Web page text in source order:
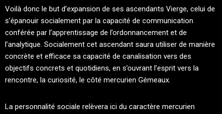
Voilà donc le but d’expansion de ses ascendants Vierge, celui de
s’épanouir socialement par la capacité de communication
conférée par l’apprentissage de l’ordonnancement et de
l’analytique. Socialement cet ascendant saura utiliser de manière
concrète et efficace sa capacité de canalisation vers des
objectifs concrets et quotidiens, en s’ouvrant l’esprit vers la
rencontre, la curiosité, le côté mercurien Gémeaux.
La personnalité sociale relèvera ici du caractère mercurien